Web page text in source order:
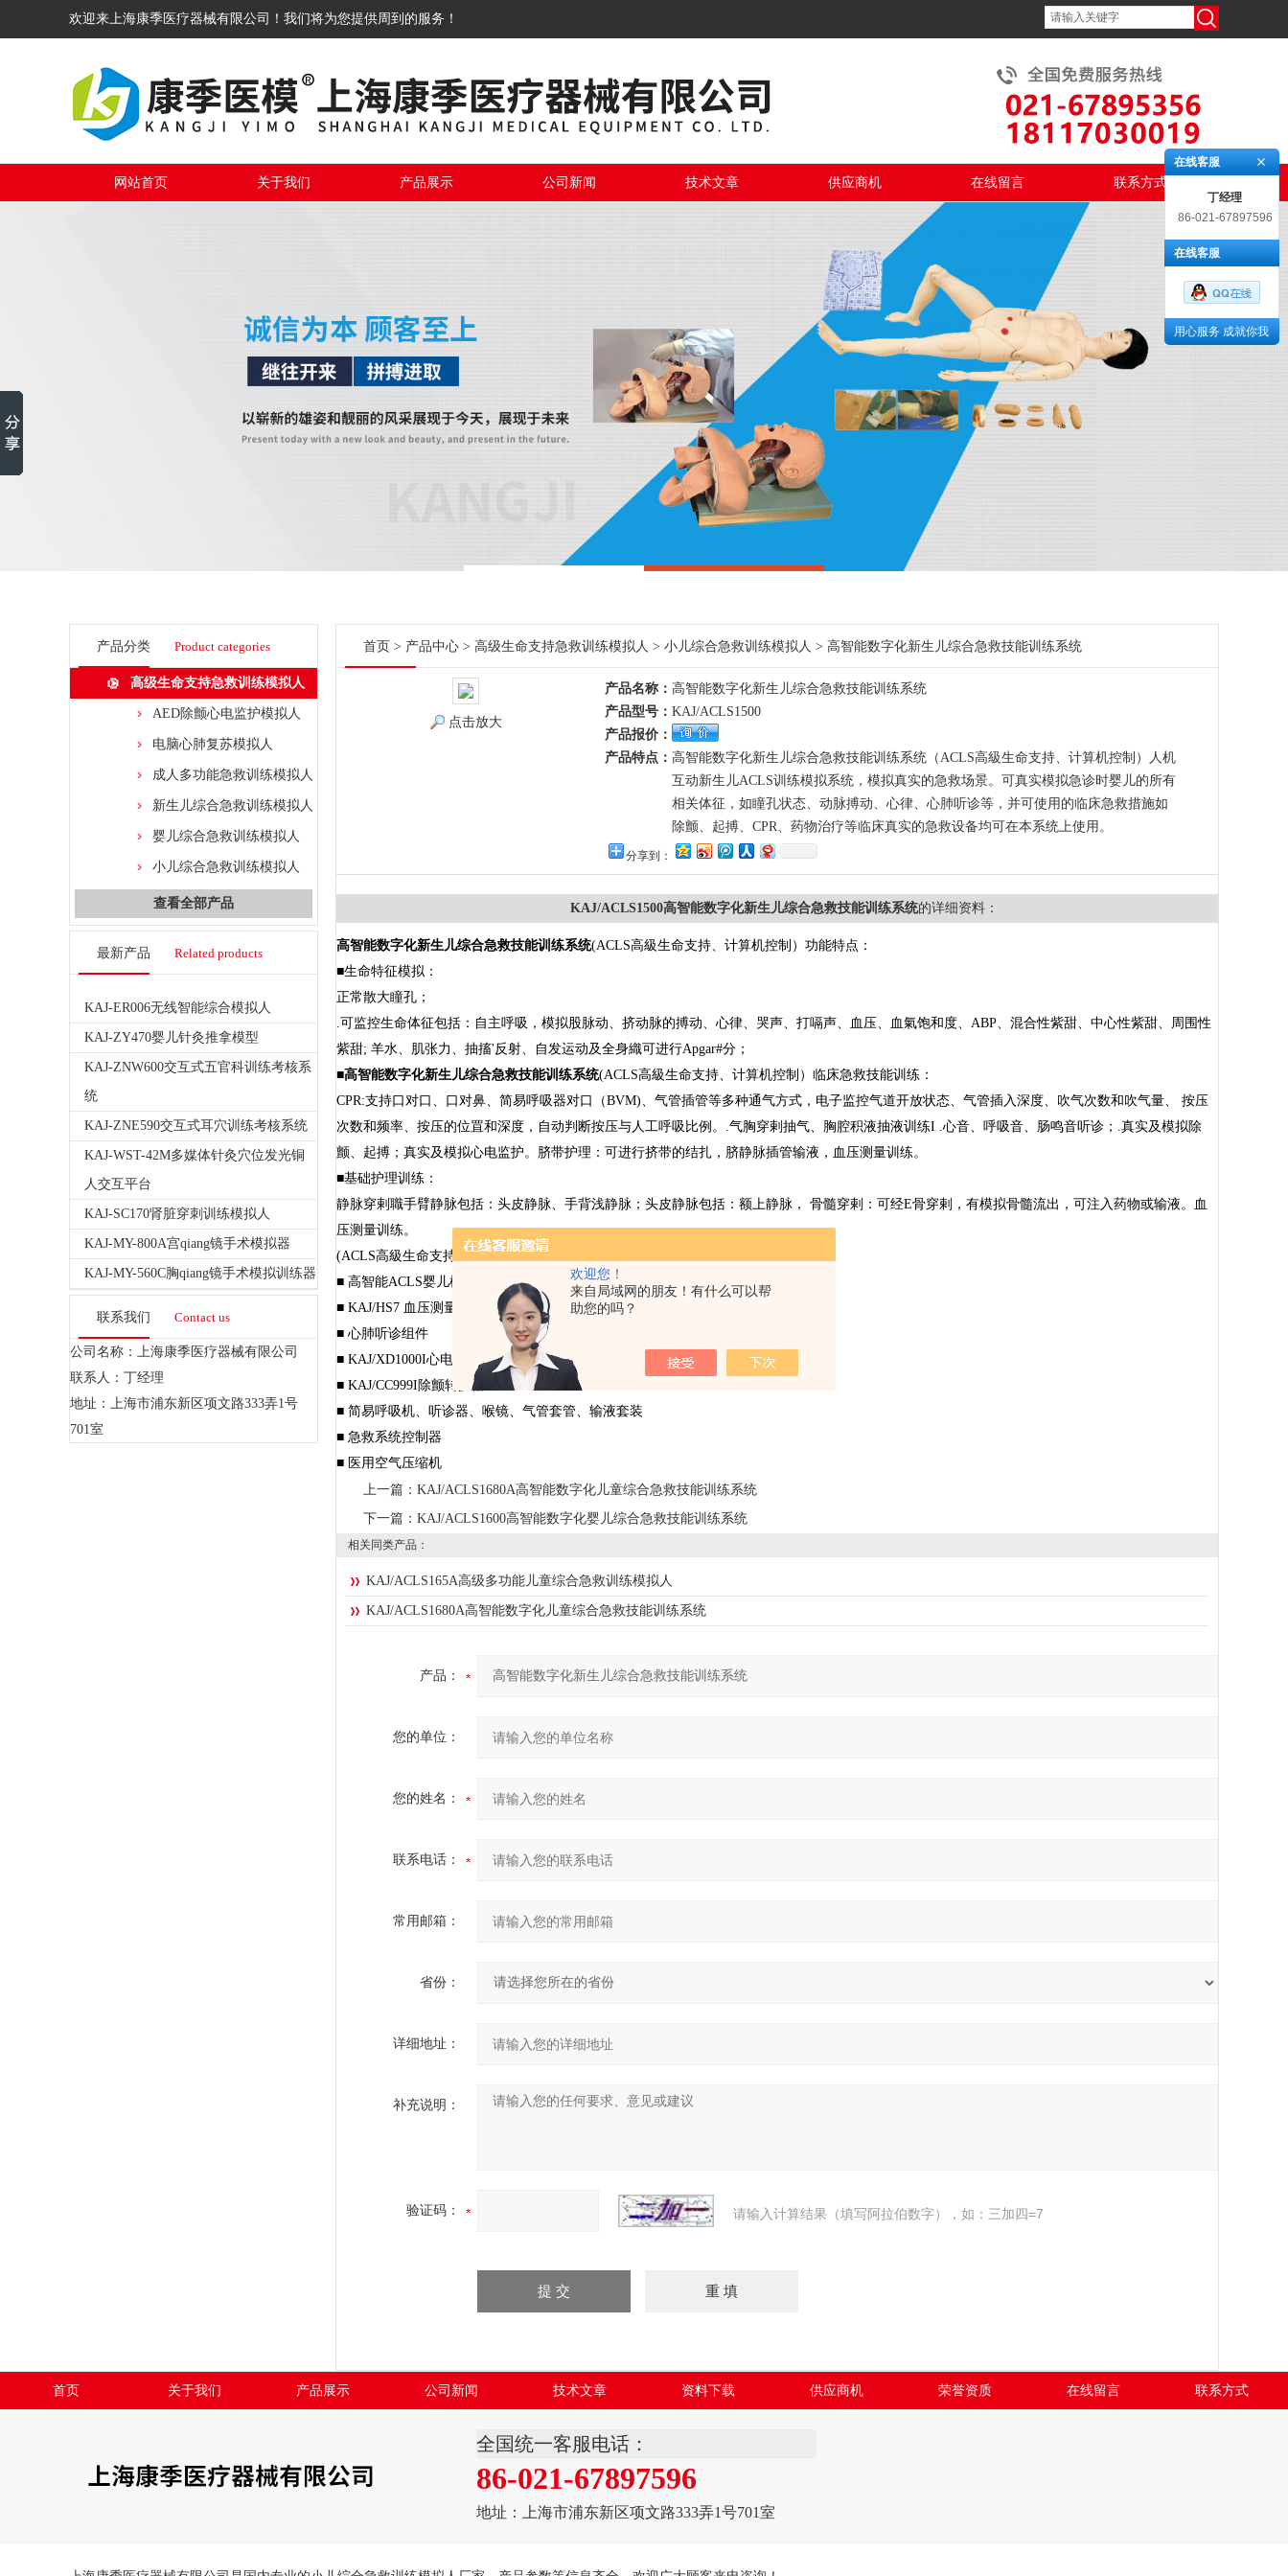
欢迎您！
来自局域网的朋友！有什么可以帮
助您的吗？
欢迎来上海康季医疗器械有限公司！我们将为您提供周到的服务！
网站首页 关于我们 产品展示 公司新闻 技术文章 供应商机 在线留言 联系方式
产品分类 Product categories
高级生命支持急救训练模拟人
AED除颤心电监护模拟人
电脑心肺复苏模拟人
成人多功能急救训练模拟人
新生儿综合急救训练模拟人
婴儿综合急救训练模拟人
小儿综合急救训练模拟人
查看全部产品
最新产品 Related products
KAJ-ER006无线智能综合模拟人
KAJ-ZY470婴儿针灸推拿模型
KAJ-ZNW600交互式五官科训练考核系
统
KAJ-ZNE590交互式耳穴训练考核系统
KAJ-WST-42M多媒体针灸穴位发光铜
人交互平台
KAJ-SC170肾脏穿刺训练模拟人
KAJ-MY-800A宫qiang镜手术模拟器
KAJ-MY-560C胸qiang镜手术模拟训练器
联系我们 Contact us
公司名称：上海康季医疗器械有限公司
联系人：丁经理
地址：上海市浦东新区项文路333弄1号
701室
首页 > 产品中心 > 高级生命支持急救训练模拟人 > 小儿综合急救训练模拟人 > 高智能数字化新生儿综合急救技能训练系统
点击放大
产品名称： 高智能数字化新生儿综合急救技能训练系统
产品型号： KAJ/ACLS1500
产品报价：
产品特点： 高智能数字化新生儿综合急救技能训练系统（ACLS高級生命支持、计算机控制）人机
互动新生儿ACLS训练模拟系统，模拟真实的急救场景。可真实模拟急诊时婴儿的所有
相关体征，如瞳孔状态、动脉搏动、心律、心肺听诊等，并可使用的临床急救措施如
除颤、起搏、CPR、药物治疗等临床真实的急救设备均可在本系统上使用。
分享到：
KAJ/ACLS1500高智能数字化新生儿综合急救技能训练系统的详细资料：
高智能数字化新生儿综合急救技能训练系统(ACLS高級生命支持、计算机控制）功能特点：
■生命特征模拟：
正常散大瞳孔；
.可监控生命体征包括：自主呼吸，模拟股脉动、挤动脉的搏动、心律、哭声、打嗝声、血压、血氣饱和度、ABP、混合性紫甜、中心性紫甜、周围性
紫甜; 羊水、肌张力、抽搐'反射、自发运动及全身織可进行Apgar#分；
■高智能数字化新生儿综合急救技能训练系统(ACLS高級生命支持、计算机控制）临床急救技能训练：
CPR:支持口对口、口对鼻、简易呼吸器对口（BVM)、气管插管等多种通气方式，电子监控气道开放状态、气管插入深度、吹气次数和吹气量、 按压
次数和频率、按压的位罝和深度，自动判断按压与人工呼吸比例。.气胸穿剌抽气、胸腔积液抽液训练I .心音、呼吸音、肠鸣音听诊；.真实及模拟除
颤、起搏；真实及模拟心电监护。脐带护理：可进行挤带的结扎，脐静脉插管输液，血压测量训练。
■基础护理训练：
静脉穿剌職手臂静脉包括：头皮静脉、手背浅静脉；头皮静脉包括：额上静脉， 骨髓穿剌：可经E骨穿剌，有模拟骨髓流出，可注入药物或输液。血
压测量训练。
(ACLS高級生命支持、计算机控制）
■ 高智能ACLS婴儿模拟人
■ KAJ/HS7 血压测量训练仪
■ 心肺听诊组件
■ KAJ/XD1000I心电发生器
■ KAJ/CC999I除颤转换器
■ 简易呼吸机、听诊器、喉镜、气管套管、输液套装
■ 急救系统控制器
■ 医用空气压缩机
上一篇： KAJ/ACLS1680A高智能数字化儿童综合急救技能训练系统
下一篇： KAJ/ACLS1600高智能数字化婴儿综合急救技能训练系统
相关同类产品：
KAJ/ACLS165A高级多功能儿童综合急救训练模拟人
KAJ/ACLS1680A高智能数字化儿童综合急救技能训练系统
产品：
您的单位：
您的姓名：
联系电话：
常用邮箱：
省份：
详细地址：
补充说明：
验证码： 请输入计算结果（填写阿拉伯数字），如：三加四=7
首页 关于我们 产品展示 公司新闻 技术文章 资料下载 供应商机 荣誉资质 在线留言 联系方式
全国统一客服电话：
86-021-67897596
地址：上海市浦东新区项文路333弄1号701室
在线客服
丁经理
86-021-67897596
在线客服
用心服务 成就你我